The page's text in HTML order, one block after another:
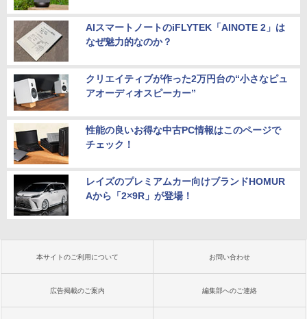
AIスマートノートのiFLYTEK「AINOTE 2」は
なぜ魅力的なのか？
クリエイティブが作った2万円台の“小さなピュ
アオーディオスピーカー”
性能の良いお得な中古PC情報はこのページで
チェック！
レイズのプレミアムカー向けブランドHOMUR
Aから「2×9R」が登場！
本サイトのご利用について お問い合わせ
広告掲載のご案内 編集部へのご連絡